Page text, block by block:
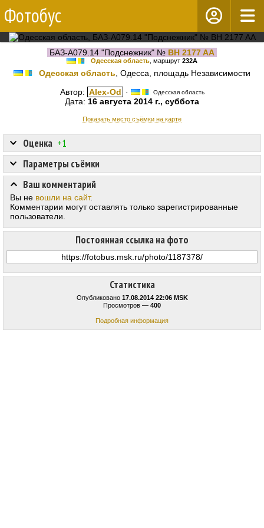
Фотобус
БАЗ-А079.14 "Подснежник" № BH 2177 AA
Одесская область , маршрут 232А
Одесская область , Одесса, площадь Независимости
Автор: Alex-Od · Одесская область
Дата: 16 августа 2014 г., суббота
Показать место съёмки на карте
Статистика
Опубликовано 17.08.2014 22:06 MSK
Просмотров — 400
Подробная информация
Оценка +1
Постоянная ссылка на фото
Параметры съёмки
Ваш комментарий
Вы не вошли на сайт.
Комментарии могут оставлять только зарегистрированные
пользователи.